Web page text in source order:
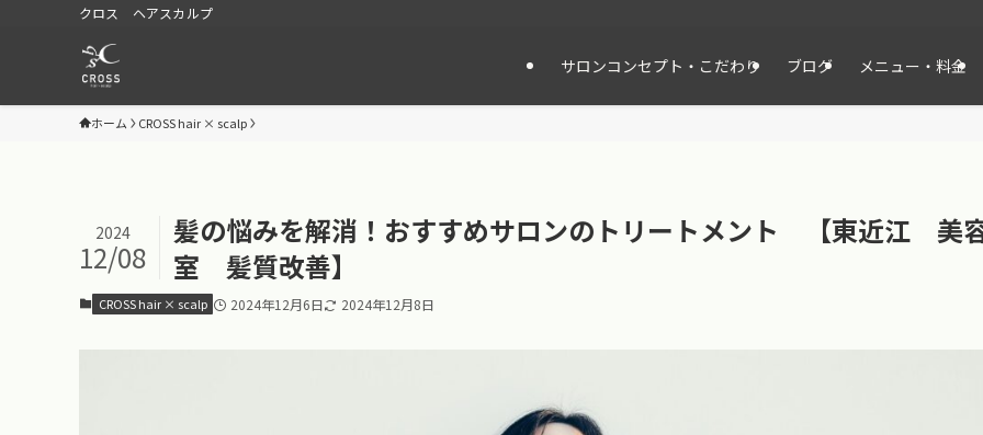
クロス ヘアスカルプ
サロンコンセプト・こだわり ブログ メニュー・料金
ホーム CROSS hair × scalp
髪の悩みを解消！おすすめサロンのトリートメント 【東近江 美
室 髪質改善】
2024
12/08
CROSS hair × scalp 2024年12月6日 2024年12月8日